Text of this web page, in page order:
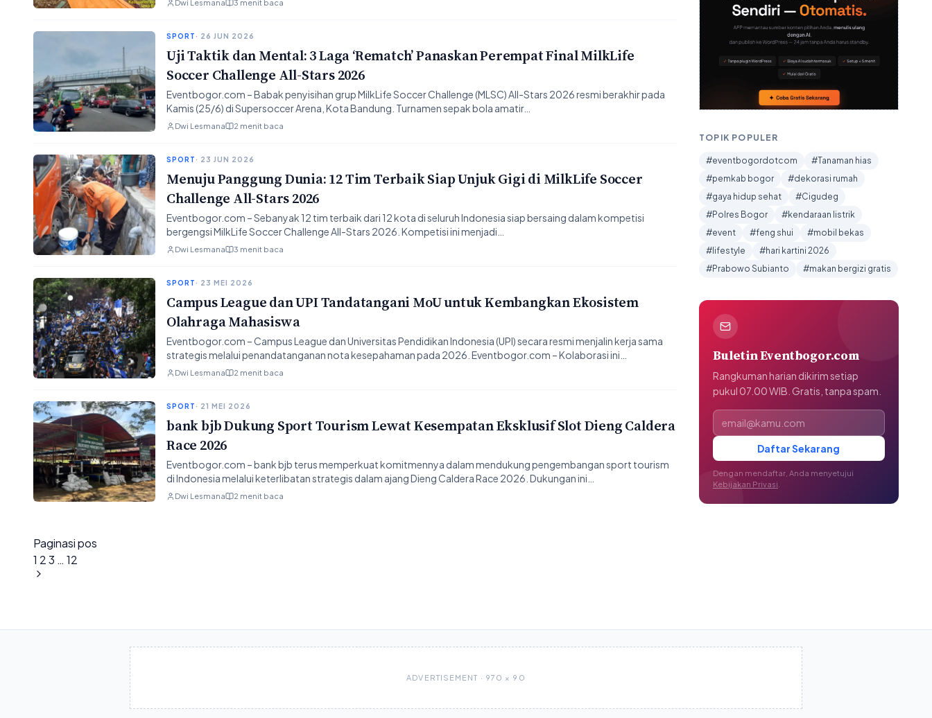
Dwi Lesmana 3 menit baca
SPORT· 26 JUN 2026
Uji Taktik dan Mental: 3 Laga ‘Rematch’ Panaskan Perempat Final MilkLife
Soccer Challenge All-Stars 2026
Eventbogor.com – Babak penyisihan grup MilkLife Soccer Challenge (MLSC) All-Stars 2026 resmi berakhir pada
Kamis (25/6) di Supersoccer Arena, Kota Bandung. Turnamen sepak bola amatir…
Dwi Lesmana 2 menit baca
SPORT· 23 JUN 2026
Menuju Panggung Dunia: 12 Tim Terbaik Siap Unjuk Gigi di MilkLife Soccer
Challenge All-Stars 2026
Eventbogor.com – Sebanyak 12 tim terbaik dari 12 kota di seluruh Indonesia siap bersaing dalam kompetisi
bergengsi MilkLife Soccer Challenge All-Stars 2026. Kompetisi ini menjadi…
Dwi Lesmana 3 menit baca
SPORT· 23 MEI 2026
Campus League dan UPI Tandatangani MoU untuk Kembangkan Ekosistem
Olahraga Mahasiswa
Eventbogor.com – Campus League dan Universitas Pendidikan Indonesia (UPI) secara resmi menjalin kerja sama
strategis melalui penandatanganan nota kesepahaman pada 2026. Eventbogor.com – Kolaborasi ini…
Dwi Lesmana 2 menit baca
SPORT· 21 MEI 2026
bank bjb Dukung Sport Tourism Lewat Kesempatan Eksklusif Slot Dieng Caldera
Race 2026
Eventbogor.com – bank bjb terus memperkuat komitmennya dalam mendukung pengembangan sport tourism
di Indonesia melalui keterlibatan strategis dalam ajang Dieng Caldera Race 2026. Dukungan ini…
Dwi Lesmana 2 menit baca
Paginasi pos
1 23 … 12
TOPIK POPULER
#eventbogordotcom
#Tanaman hias
#pemkab bogor
#dekorasi rumah
#gaya hidup sehat
#Cigudeg
#Polres Bogor
#kendaraan listrik
#event
#feng shui
#mobil bekas
#lifestyle
#hari kartini 2026
#Prabowo Subianto
#makan bergizi gratis
Buletin Eventbogor.com
Rangkuman harian dikirim setiap
pukul 07.00 WIB. Gratis, tanpa spam.
Alamat email
Daftar Sekarang
Dengan mendaftar, Anda menyetujui
Kebijakan Privasi
ADVERTISEMENT · 970 × 90